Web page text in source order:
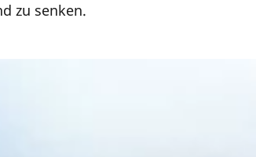
zu senken.